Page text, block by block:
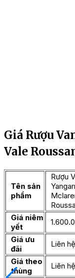
Giá Rượu
Vale
Tên sản
phẩm
Rượu
Giá niêm
yết
Giá ưu
đãi
Liên hệ
Giá theo
thùng
Liên hệ